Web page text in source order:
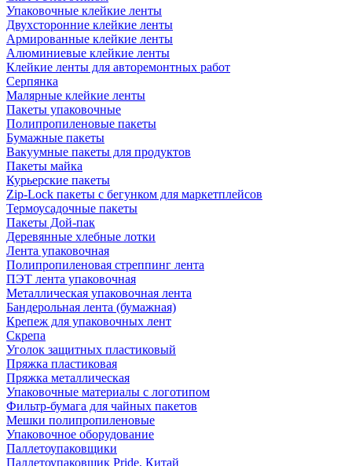
Упаковочные клейкие ленты
Двухсторонние клейкие ленты
Армированные клейкие ленты
Алюминиевые клейкие ленты
Клейкие ленты для авторемонтных работ
Серпянка
Малярные клейкие ленты
Пакеты упаковочные
Полипропиленовые пакеты
Бумажные пакеты
Вакуумные пакеты для продуктов
Пакеты майка
Курьерские пакеты
Zip-Lock пакеты с бегунком для маркетплейсов
Термоусадочные пакеты
Пакеты Дой-пак
Деревянные хлебные лотки
Лента упаковочная
Полипропиленовая стреппинг лента
ПЭТ лента упаковочная
Металлическая упаковочная лента
Бандерольная лента (бумажная)
Крепеж для упаковочных лент
Скрепа
Уголок защитных пластиковый
Пряжка пластиковая
Пряжка металлическая
Упаковочные материалы с логотипом
Фильтр-бумага для чайных пакетов
Мешки полипропиленовые
Упаковочное оборудование
Паллетоупаковщики
Паллетоупаковщик Pride, Китай